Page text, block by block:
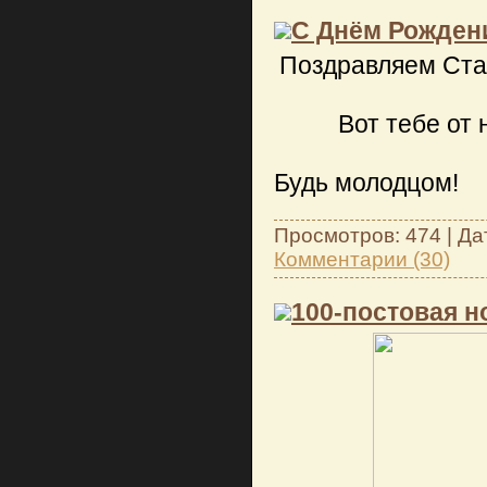
С Днём
Поздравляем
Вот тебе от
Будь молодцом!
Просмотров: 474 |
Комментарии (30)
100-постовая